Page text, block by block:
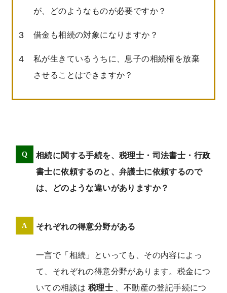
贈与・遺贈
青葉台事務所
金沢文庫事務所
東京事務所（丸の内）
大阪事務所（梅田）
が、どのようなものが必要ですか？
借金も相続の対象になりますか？
私が生きているうちに、息子の相続権を放棄
させることはできますか？
相続に関する手続を、税理士・司法書士・行政
書士に依頼するのと、弁護士に依頼するので
は、どのような違いがありますか？
それぞれの得意分野がある
一言で「相続」といっても、その内容によっ
て、それぞれの得意分野があります。税金につ
いての相談は 税理士
、不動産の登記手続につ